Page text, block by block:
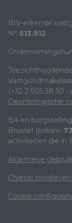
BIV-erkende
N° 513.912
(+32 2 505 38 50
Deontologische
BA en
Brussel (polisnr.
activiteiten die in
Algemene
Charter privéleven
Cookie